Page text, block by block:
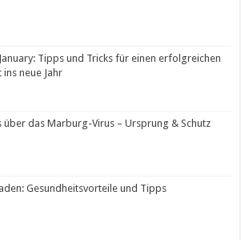
Tipps und Tricks für einen erfolgreichen
ins neue Jahr
über das Marburg-Virus – Ursprung & Schutz
Gesundheitsvorteile und Tipps